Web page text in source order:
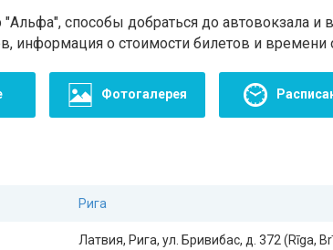
способы добраться до автовокзала и
информация о стоимости билетов и времени
Фотогалерея
Рига
Латвия, Рига, ул. Бривибас, д. 372 (Rīga,